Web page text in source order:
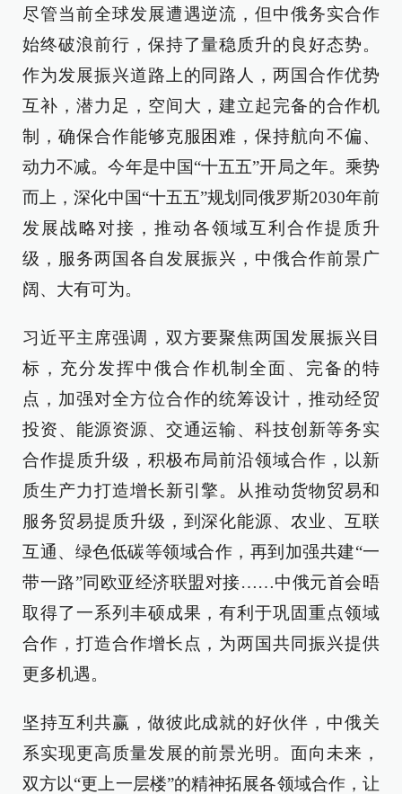
尽管当前全球发展遭遇逆流，但中俄务实合作
始终破浪前行，保持了量稳质升的良好态势。
作为发展振兴道路上的同路人，两国合作优势
互补，潜力足，空间大，建立起完备的合作机
制，确保合作能够克服困难，保持航向不偏、
动力不减。今年是中国“十五五”开局之年。乘势
而上，深化中国“十五五”规划同俄罗斯2030年前
发展战略对接，推动各领域互利合作提质升
级，服务两国各自发展振兴，中俄合作前景广
阔、大有可为。
习近平主席强调，双方要聚焦两国发展振兴目
标，充分发挥中俄合作机制全面、完备的特
点，加强对全方位合作的统筹设计，推动经贸
投资、能源资源、交通运输、科技创新等务实
合作提质升级，积极布局前沿领域合作，以新
质生产力打造增长新引擎。从推动货物贸易和
服务贸易提质升级，到深化能源、农业、互联
互通、绿色低碳等领域合作，再到加强共建“一
带一路”同欧亚经济联盟对接……中俄元首会晤
取得了一系列丰硕成果，有利于巩固重点领域
合作，打造合作增长点，为两国共同振兴提供
更多机遇。
坚持互利共赢，做彼此成就的好伙伴，中俄关
系实现更高质量发展的前景光明。面向未来，
双方以“更上一层楼”的精神拓展各领域合作，让